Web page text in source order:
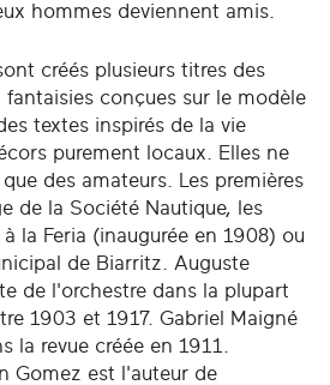
hommes deviennent amis.
créés plusieurs titres des
fantaisies conçues sur le modèle
textes inspirés de la vie
purement locaux. Elles ne
des amateurs. Les premières
de la Société Nautique, les
la Feria (inaugurée en 1908) ou
de Biarritz. Auguste
de l'orchestre dans la plupart
1903 et 1917. Gabriel Maigné
la revue créée en 1911.
Gomez est l'auteur de